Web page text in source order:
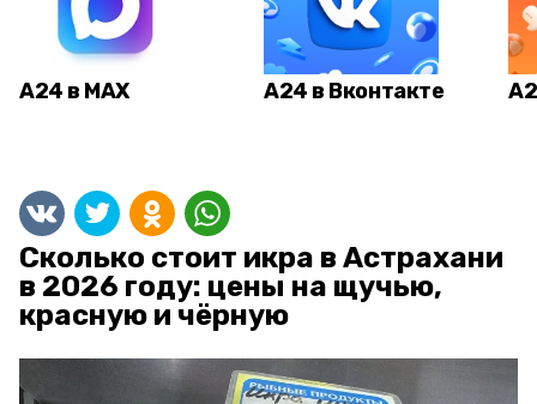
А24 в MAX А24 в Вконтакте
Сколько стоит икра в Астрахани
в 2026 году: цены на щучью,
красную и чёрную